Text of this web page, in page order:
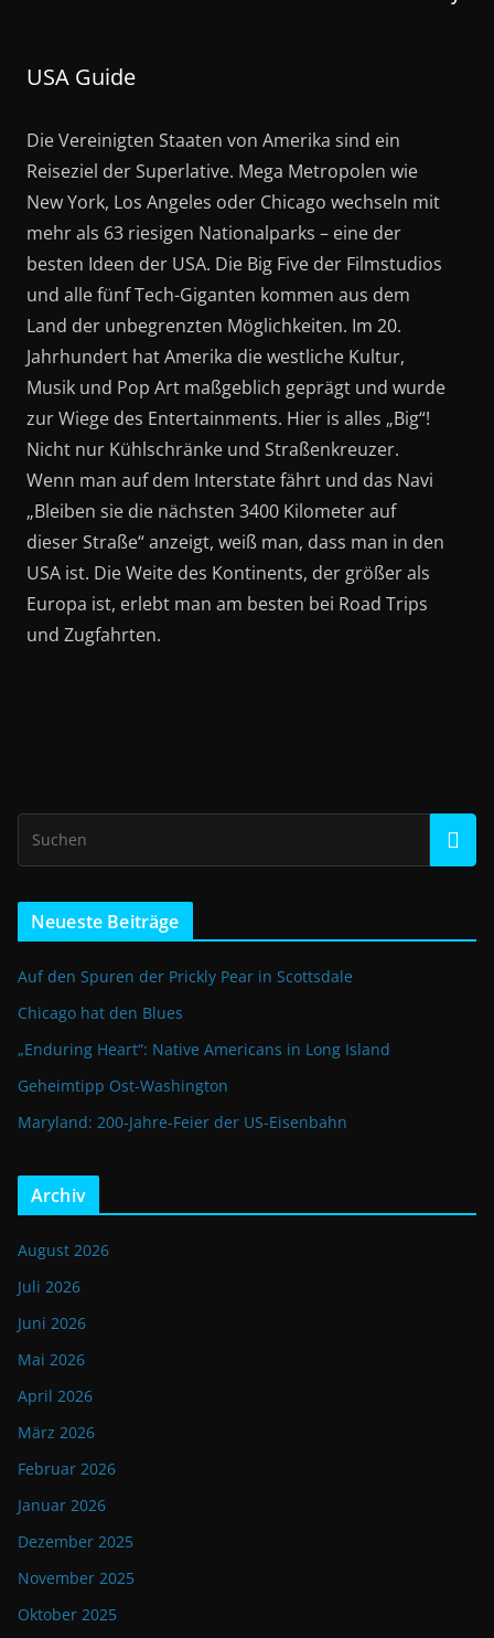
USA Guide
Die Vereinigten Staaten von Amerika sind ein
Reiseziel der Superlative. Mega Metropolen wie
New York, Los Angeles oder Chicago wechseln mit
mehr als 63 riesigen Nationalparks – eine der
besten Ideen der USA. Die Big Five der Filmstudios
und alle fünf Tech-Giganten kommen aus dem
Land der unbegrenzten Möglichkeiten. Im 20.
Jahrhundert hat Amerika die westliche Kultur,
Musik und Pop Art maßgeblich geprägt und wurde
zur Wiege des Entertainments. Hier is alles „Big“!
Nicht nur Kühlschränke und Straßenkreuzer.
Wenn man auf dem Interstate fährt und das Navi
„Bleiben sie die nächsten 3400 Kilometer auf
dieser Straße“ anzeigt, weiß man, dass man in den
USA ist. Die Weite des Kontinents, der größer als
Europa ist, erlebt man am besten bei Road Trips
und Zugfahrten.
Neueste Beiträge
Auf den Spuren der Prickly Pear in Scottsdale
Chicago hat den Blues
„Enduring Heart“: Native Americans in Long Island
Geheimtipp Ost-Washington
Maryland: 200-Jahre-Feier der US-Eisenbahn
Archiv
August 2026
Juli 2026
Juni 2026
Mai 2026
April 2026
März 2026
Februar 2026
Januar 2026
Dezember 2025
November 2025
Oktober 2025